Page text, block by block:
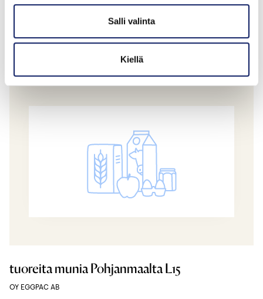
Salli valinta
Kiellä
tuoreita munia Pohjanmaalta L15
OY EGGPAC AB